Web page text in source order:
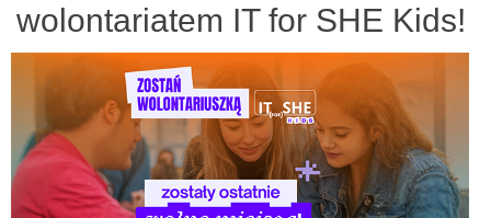
wolontariatem IT for SHE Kids!